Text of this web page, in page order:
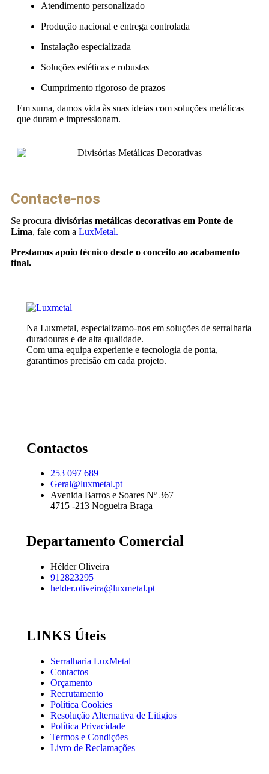
Atendimento personalizado
Produção nacional e entrega controlada
Instalação especializada
Soluções estéticas e robustas
Cumprimento rigoroso de prazos
Em suma, damos vida às suas ideias com soluções metálicas
que duram e impressionam.
Contacte-nos
Se procura divisórias metálicas decorativas em Ponte de
Lima, fale com a LuxMetal.
Prestamos apoio técnico desde o conceito ao acabamento
final.
Na Luxmetal, especializamo-nos em soluções de serralharia
duradouras e de alta qualidade.
Com uma equipa experiente e tecnologia de ponta,
garantimos precisão em cada projeto.
Contactos
253 097 689
Geral@luxmetal.pt
Avenida Barros e Soares Nº 367
4715 -213 Nogueira Braga
Departamento Comercial
Hélder Oliveira
912823295
helder.oliveira@luxmetal.pt
LINKS Úteis
Serralharia LuxMetal
Contactos
Orçamento
Recrutamento
Política Cookies
Resolução Alternativa de Litigios
Política Privacidade
Termos e Condições
Livro de Reclamações